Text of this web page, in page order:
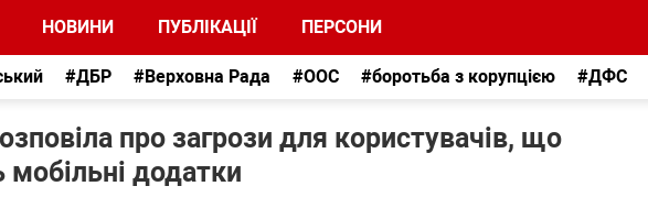
НОВИНИ ПУБЛІКАЦІЇ ПЕРСОНИ
#ДБР #Верховна Рада #ООС #боротьба з корупцією #ДФС
про загрози для користувачів, що
додатки